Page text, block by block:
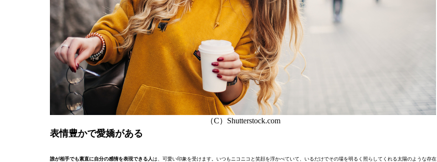
（C）Shutterstock.com
表情豊かで愛嬌がある
誰が相手でも素直に自分の感情を表現できる人は、可愛い印象を受けます。いつもニコニコと笑顔を浮かべていて、いるだけでその場を明るく照らしてくれる太陽のような存在